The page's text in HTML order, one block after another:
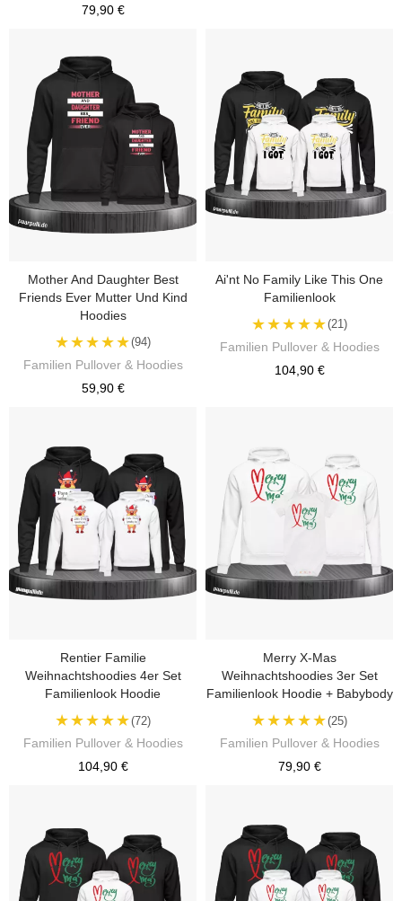
79,90 €
Mother And Daughter Best
Friends Ever Mutter Und Kind
Hoodies
★★★★★(94)
Familien Pullover & Hoodies
59,90 €
Ai'nt No Family Like This One
Familienlook
★★★★★(21)
Familien Pullover & Hoodies
104,90 €
Rentier Familie
Weihnachtshoodies 4er Set
Familienlook Hoodie
★★★★★(72)
Familien Pullover & Hoodies
104,90 €
Merry X-Mas
Weihnachtshoodies 3er Set
Familienlook Hoodie + Babybody
★★★★★(25)
Familien Pullover & Hoodies
79,90 €